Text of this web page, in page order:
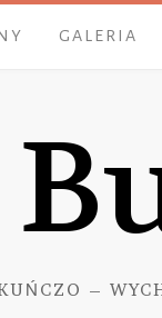
GALERIA
–